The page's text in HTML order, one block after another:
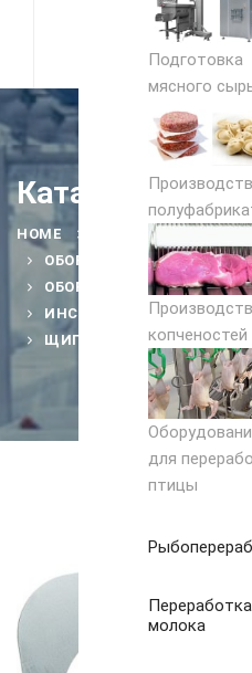
Подготовка
мясного
копченостей
для
птицы
Переработка
молока
Каталог
HOME
PRODUCTS
ОБОРУДОВАНИЕ ДЛЯ
ОБОРУДОВАНИЕ ДЛЯ УБОЯ
ИНСТРУМЕНТ ДЛЯ УБОЯ
ЩИПЦЫ ДЛЯ ОТДЕЛЕНИЯ